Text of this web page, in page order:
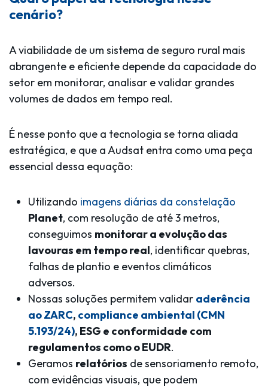
cenário?
A viabilidade de um sistema de seguro rural mais
abrangente e eficiente depende da capacidade do
setor em monitorar, analisar e validar grandes
volumes de dados em tempo real.
É nesse ponto que a tecnologia se torna aliada
estratégica, e que aAudsat entra como uma peça
essencial dessa equação:
Utilizando imagens diárias da constelação
Planet, com resolução de até 3 metros,
conseguimos monitorar a evolução das
lavouras em tempo real, identificar quebras,
falhas de plantio e eventos climáticos
adversos.
Nossas soluções permitem validar aderência
ao ZARC, compliance ambiental (CMN
5.193/24), ESG e conformidade com
regulamentos como o EUDR.
Geramos relatórios de sensoriamento remoto,
com evidências visuais, que podem